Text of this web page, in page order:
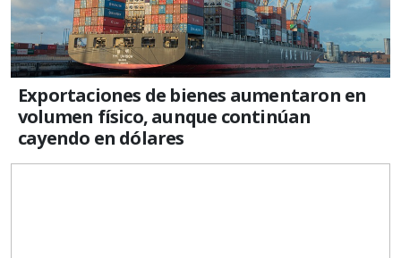
Exportaciones de bienes aumentaron en
volumen físico, aunque continúan
cayendo en dólares